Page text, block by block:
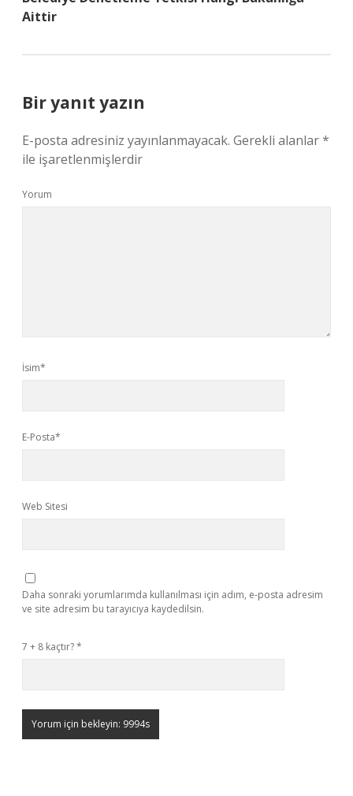
Aittir
Bir yanıt yazın
E-posta adresiniz yayınlanmayacak. Gerekli alanlar*
ile işaretlenmişlerdir
Yorum
İsim*
E-Posta*
Web Sitesi
Daha sonraki yorumlarımda kullanılması için adım, e-posta adresim
ve site adresim bu tarayıcıya kaydedilsin.
7 + 8 kaçtır?*